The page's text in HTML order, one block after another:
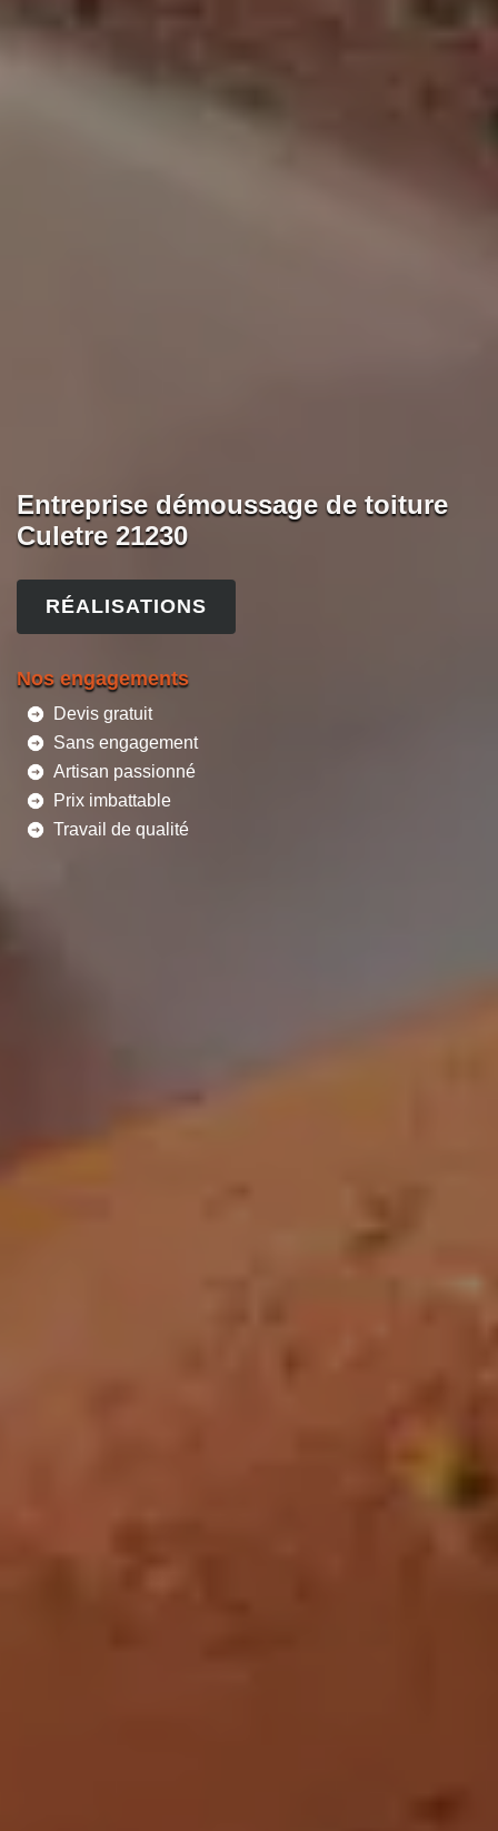
Entreprise démoussage de toiture
Culetre 21230
RÉALISATIONS
Nos engagements
Devis gratuit
Sans engagement
Artisan passionné
Prix imbattable
Travail de qualité